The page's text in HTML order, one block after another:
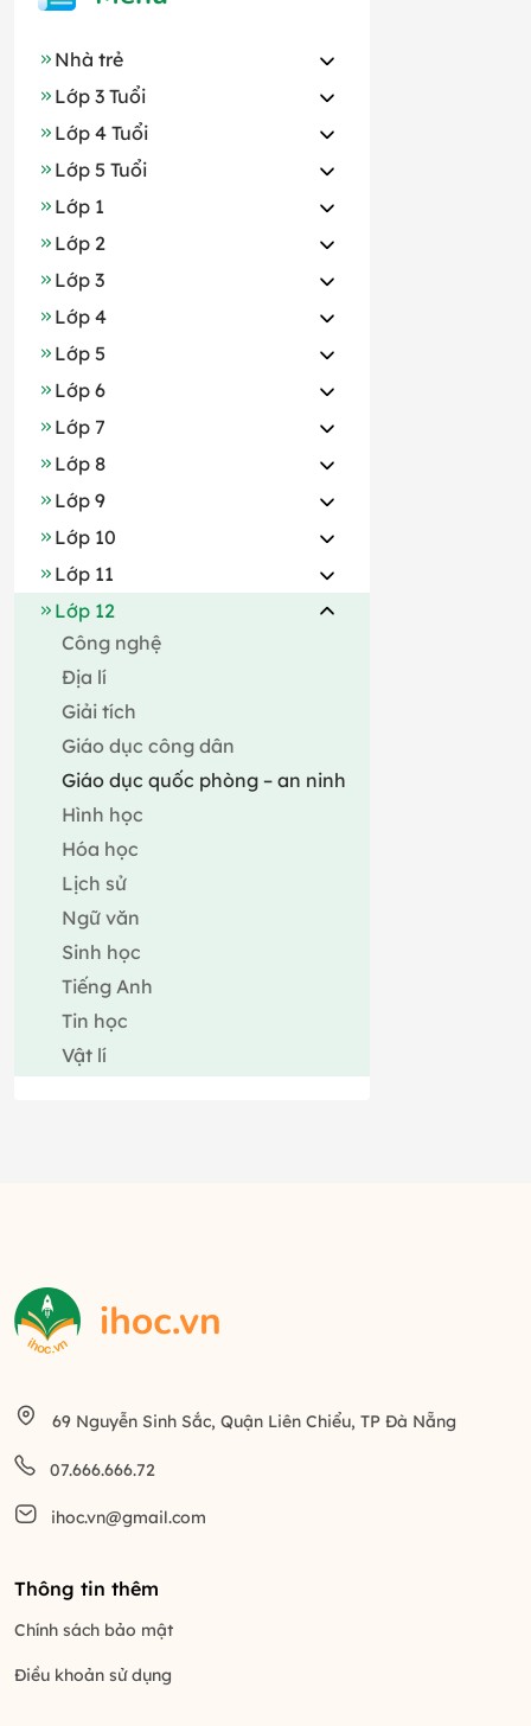
Nhà trẻ
Lớp 3 Tuổi
Lớp 4 Tuổi
Lớp 5 Tuổi
Lớp 1
Lớp 2
Lớp 3
Lớp 4
Lớp 5
Lớp 6
Lớp 7
Lớp 8
Lớp 9
Lớp 10
Lớp 11
Lớp 12
Công nghệ
Địa lí
Giải tích
Giáo dục công dân
Giáo dục quốc phòng – an ninh
Hình học
Hóa học
Lịch sử
Ngữ văn
Sinh học
Tiếng Anh
Tin học
Vật lí
69 Nguyễn Sinh Sắc, Quận Liên Chiểu, TP Đà Nẵng
07.666.666.72
ihoc.vn@gmail.com
Thông tin thêm
Chính sách bảo mật
Điều khoản sử dụng